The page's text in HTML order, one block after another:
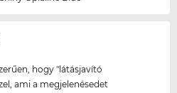
hogy "látásjavító
ami a megjelenésedet